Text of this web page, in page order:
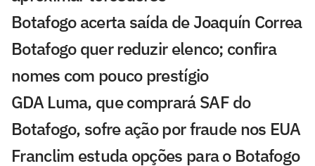
Botafogo acerta saída de Joaquín Correa
Botafogo quer reduzir elenco; confira
nomes com pouco prestígio
GDA Luma, que comprará SAF do
Botafogo, sofre ação por fraude nos EUA
Franclim estuda opções para o Botafogo